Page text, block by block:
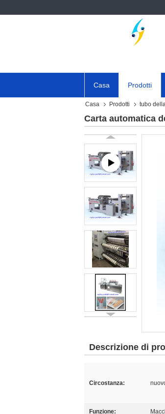
Casa Prodotti
Casa Prodotti tubo
Carta automatica
Descrizione di
Circostanza:
Funzione: